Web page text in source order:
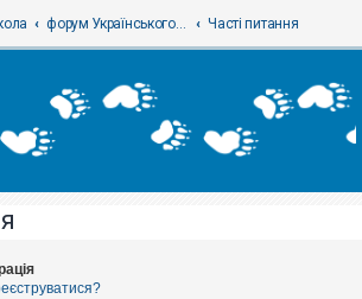
форум Українського теріологічного товариства Часті питання